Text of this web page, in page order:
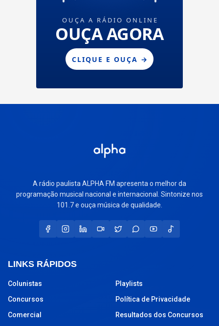
A rádio paulista ALPHA FM apresenta o melhor da
programação musical nacional e internacional. Sintonize nos
101.7 e ouça música de qualidade.
LINKS RÁPIDOS
Colunistas
Concursos
Comercial
Playlists
Política de Privacidade
Resultados dos Concursos